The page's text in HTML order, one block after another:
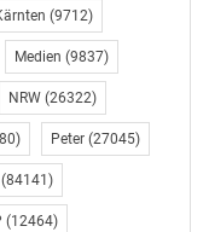
Wenn sie dabei
mit dem Meer
kleine
eine Sea
del Mar, bei
schon im Alltag
(9712)
Medien (9837)
NRW (26322)
Peter (27045)
(84141)
(12464)